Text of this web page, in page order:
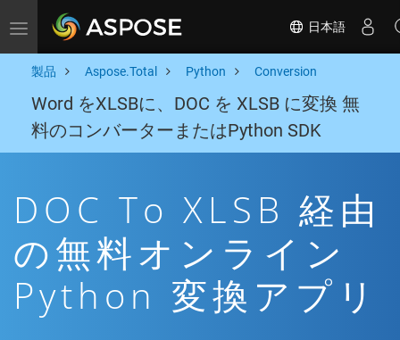
Toggle navigation 日本語
製品 Aspose.Total Python Conversion
Word をXLSBに、DOC を XLSB に変換 無
料のコンバーターまたはPython SDK
DOC To XLSB 経由
の無料オンライン
Python 変換アプリ